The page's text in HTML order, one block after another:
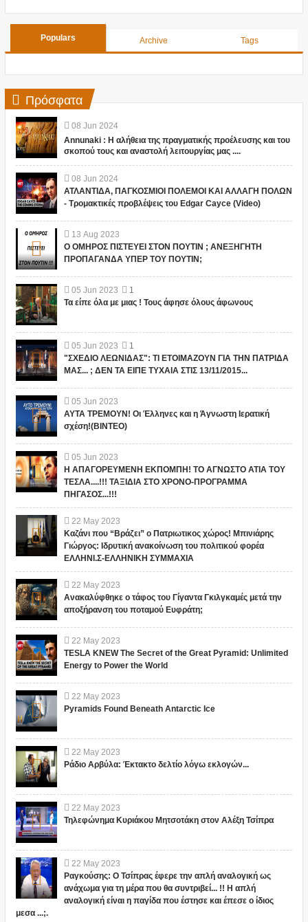
Populars Archive Tags
Πρόσφατα
08 Jun 2024
Annunaki : Η αλήθεια της πραγματικής προέλευσης και του
σκοπού τους και αναστολή λειτουργίας μας ....
08 Jun 2024
ΑΤΛΑΝΤΙΔΑ, ΠΑΓΚΟΣΜΙΟΙ ΠΟΛΕΜΟΙ ΚΑΙ ΑΛΛΑΓΗ ΠΟΛΩΝ
- Τρομακτικές προβλέψεις του Edgar Cayce (Video)
13 Aug 2023
Ο ΟΜΗΡΟΣ ΠΙΣΤΕΥΕΙ ΣΤΟΝ ΠΟΥΤΙΝ ; ΑΝΕΞΗΓΗΤΗ
ΠΡΟΠΑΓΑΝΔΑ ΥΠΕΡ ΤΟΥ ΠΟΥΤΙΝ;
05 Jun 2023
1
Τα είπε όλα με μιας ! Τους άφησε όλους άφωνους
05 Jun 2023
1
"ΣΧΕΔΙΟ ΛΕΩΝΙΔΑΣ": ΤΙ ΕΤΟΙΜΑΖΟΥΝ ΓΙΑ ΤΗΝ ΠΑΤΡΙΔΑ
ΜΑΣ... ; ΔΕΝ ΤΑ ΕΙΠΕ ΤΥΧΑΙΑ ΣΤΙΣ 13/11/2015...
05 Jun 2023
ΑΥΤΑ ΤΡΕΜΟΥΝ! Οι Έλληνες και η Άγνωστη Ιερατική
σχέση!(ΒΙΝΤΕΟ)
05 Jun 2023
Η ΑΠΑΓΟΡΕΥΜΕΝΗ ΕΚΠΟΜΠΗ! ΤΟ ΑΓΝΩΣΤΟ ΑΤΙΑ ΤΟΥ
ΤΕΣΛΑ....!!! ΤΑΞΙΔΙΑ ΣΤΟ ΧΡΟΝΟ-ΠΡΟΓΡΑΜΜΑ
ΠΗΓΑΣΟΣ...!!!
22 May 2023
Καζάνι που “Βράζει” ο Πατριωτικος χώρος! Μπινιάρης
Γιώργος: Ιδρυτική ανακοίνωση του πολιτικού φορέα
ΕΛΛΗΝΙ.Σ-ΕΛΛΗΝΙΚΗ ΣΥΜΜΑΧΙΑ
22 May 2023
Ανακαλύφθηκε ο τάφος του Γίγαντα Γκιλγκαμές μετά την
αποξήρανση του ποταμού Ευφράτη;
22 May 2023
TESLA KNEW The Secret of the Great Pyramid: Unlimited
Energy to Power the World
22 May 2023
Pyramids Found Beneath Antarctic Ice
22 May 2023
Ράδιο Αρβύλα: Έκτακτο δελτίο λόγω εκλογών...
22 May 2023
Τηλεφώνημα Κυριάκου Μητσοτάκη στον Αλέξη Τσίπρα
22 May 2023
Ραγκούσης: Ο Τσίπρας έφερε την απλή αναλογική ως
ανάχωμα για τη μέρα που θα συντριβεί... !! Η απλή
αναλογική είναι η παγίδα που έστησε και έπεσε ο ίδιος
μεσα ...;.